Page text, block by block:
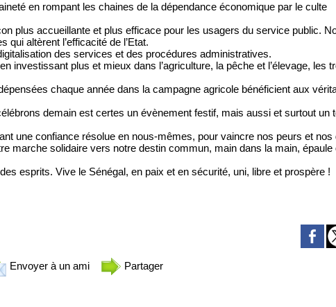
en rompant les chaines de la dépendance économique par le culte
plus accueillante et plus efficace pour les usagers du service public.
altèrent l’efficacité de l’Etat.
des services et des procédures administratives.
investissant plus et mieux dans l’agriculture, la pêche et l’élevage, les
chaque année dans la campagne agricole bénéficient aux
demain est certes un évènement festif, mais aussi et surtout un
une confiance résolue en nous-mêmes, pour vaincre nos peurs et nos
marche solidaire vers notre destin commun, main dans la main, épaule
esprits. Vive le Sénégal, en paix et en sécurité, uni, libre et prospère !
Envoyer à un ami Partager